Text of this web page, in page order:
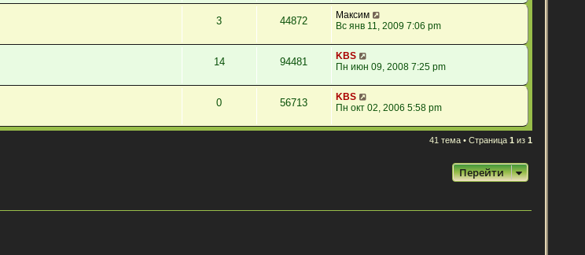
3 44872
Максим
Вс янв 11, 2009 7:06 pm
14 94481
KBS
Пн июн 09, 2008 7:25 pm
0 56713
KBS
Пн окт 02, 2006 5:58 pm
41 тема • Страница 1 из 1
Перейти